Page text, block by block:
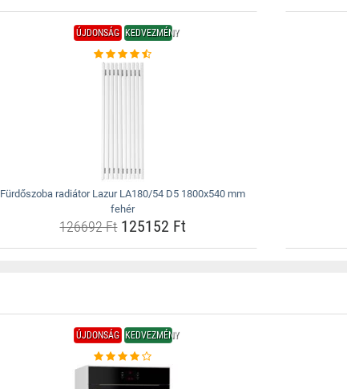
ÚJDONSÁG KEDVEZMÉNY
Fürdőszoba radiátor Lazur LA180/54 D5 1800x540 mm
fehér
126692 Ft125152 Ft
ÚJDONSÁG KEDVEZMÉNY